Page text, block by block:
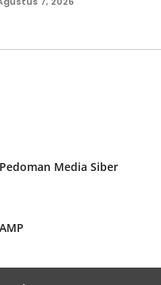
Pedoman Media Siber